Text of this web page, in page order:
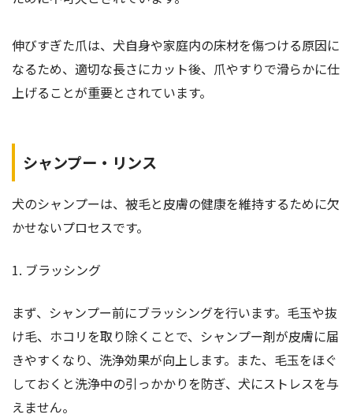
伸びすぎた爪は、犬自身や家庭内の床材を傷つける原因に
なるため、適切な長さにカット後、爪やすりで滑らかに仕
上げることが重要とされています。
シャンプー・リンス
犬のシャンプーは、被毛と皮膚の健康を維持するために欠
かせないプロセスです。
1. ブラッシング
まず、シャンプー前にブラッシングを行います。毛玉や抜
け毛、ホコリを取り除くことで、シャンプー剤が皮膚に届
きやすくなり、洗浄効果が向上します。また、毛玉をほぐ
しておくと洗浄中の引っかかりを防ぎ、犬にストレスを与
えません。